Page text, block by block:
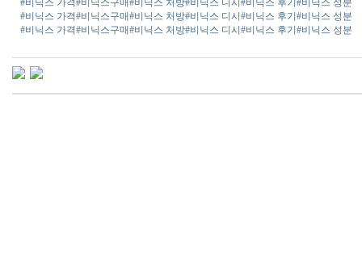
#비닉스 가격#비닉스구매#비닉스 처방#비닉스 디시 #비닉스 후기 #비닉스 성분
#비닉스 가격#비닉스구매#비닉스 처방#비닉스 디시 #비닉스 후기 #비닉스 성분
#비닉스 가격#비닉스구매#비닉스 처방#비닉스 디시 #비닉스 후기 #비닉스 성분